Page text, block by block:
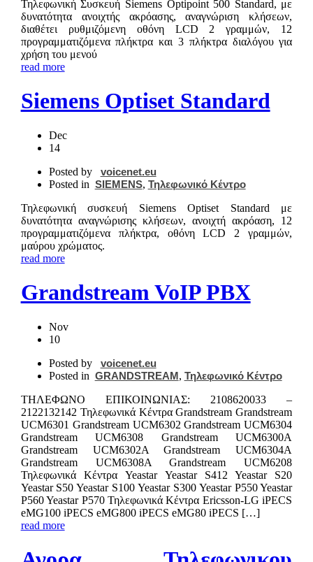
Τηλεφωνική Συσκευή Siemens Optipoint 500 Standard, με
δυνατότητα ανοιχτής ακρόασης, αναγνώριση κλήσεων,
διαθέτει ρυθμιζόμενη οθόνη LCD 2 γραμμών, 12
προγραμματιζόμενα πλήκτρα και 3 πλήκτρα διαλόγου για
χρήση του μενού
read more
Siemens Optiset Standard
Dec
14
Posted by
voicenet.eu
Posted in SIEMENS, Τηλεφωνικό Κέντρο
Τηλεφωνική συσκευή Siemens Optiset Standard με
δυνατότητα αναγνώρισης κλήσεων, ανοιχτή ακρόαση, 12
προγραμματιζόμενα πλήκτρα, οθόνη LCD 2 γραμμών,
μαύρου χρώματος.
read more
Grandstream VoIP PBX
Nov
10
Posted by
voicenet.eu
Posted in GRANDSTREAM, Τηλεφωνικό Κέντρο
ΤΗΛΕΦΩΝΟ ΕΠΙΚΟIΝΩΝΙΑΣ: 2108620033 –
2122132142 Τηλεφωνικά Κέντρα Grandstream Grandstream
UCM6301 Grandstream UCM6302 Grandstream UCM6304
Grandstream UCM6308 Grandstream UCM6300A
Grandstream UCM6302A Grandstream UCM6304A
Grandstream UCM6308A Grandstream UCM6208
Τηλεφωνικά Κέντρα Yeastar Yeastar S412 Yeastar S20
Yeastar S50 Yeastar S100 Yeastar S300 Yeastar P550 Yeastar
P560 Yeastar P570 Τηλεφωνικά Κέντρα Ericsson-LG iPECS
eMG100 iPECS eMG800 iPECS eMG80 iPECS […]
read more